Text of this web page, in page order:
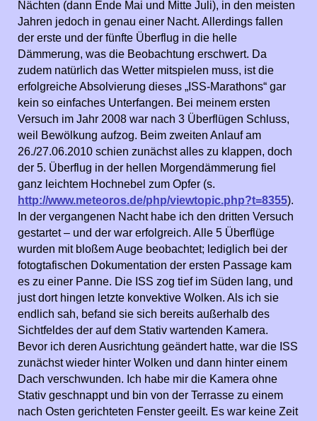
Nächten (dann Ende Mai und Mitte Juli), in den meisten
Jahren jedoch in genau einer Nacht. Allerdings fallen
der erste und der fünfte Überflug in die helle
Dämmerung, was die Beobachtung erschwert. Da
zudem natürlich das Wetter mitspielen muss, ist die
erfolgreiche Absolvierung dieses „ISS-Marathons“ gar
kein so einfaches Unterfangen. Bei meinem ersten
Versuch im Jahr 2008 war nach 3 Überflügen Schluss,
weil Bewölkung aufzog. Beim zweiten Anlauf am
26./27.06.2010 schien zunächst alles zu klappen, doch
der 5. Überflug in der hellen Morgendämmerung fiel
ganz leichtem Hochnebel zum Opfer (s.
http://www.meteoros.de/php/viewtopic.php?t=8355).
In der vergangenen Nacht habe ich den dritten Versuch
gestartet – und der war erfolgreich. Alle 5 Überflüge
wurden mit bloßem Auge beobachtet; lediglich bei der
fotogtafischen Dokumentation der ersten Passage kam
es zu einer Panne. Die ISS zog tief im Süden lang, und
just dort hingen letzte konvektive Wolken. Als ich sie
endlich sah, befand sie sich bereits außerhalb des
Sichtfeldes der auf dem Stativ wartenden Kamera.
Bevor ich deren Ausrichtung geändert hatte, war die ISS
zunächst wieder hinter Wolken und dann hinter einem
Dach verschwunden. Ich habe mir die Kamera ohne
Stativ geschnappt und bin von der Terrasse zu einem
nach Osten gerichteten Fenster geeilt. Es war keine Zeit